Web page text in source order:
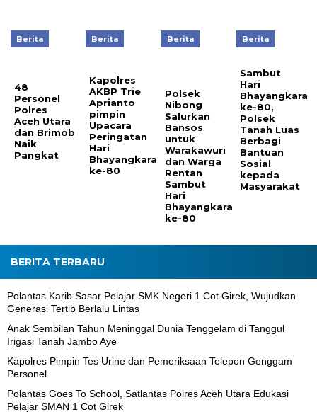
Berita
48
Personel
Polres
Aceh Utara
dan Brimob
Naik
Pangkat
Berita
Kapolres
AKBP Trie
Aprianto
pimpin
Upacara
Peringatan
Hari
Bhayangkara
ke-80
Berita
Polsek
Nibong
Salurkan
Bansos
untuk
Warakawuri
dan Warga
Rentan
Sambut
Hari
Bhayangkara
ke-80
Berita
Sambut
Hari
Bhayangkara
ke-80,
Polsek
Tanah Luas
Berbagi
Bantuan
Sosial
kepada
Masyarakat
BERITA TERBARU
Polantas Karib Sasar Pelajar SMK Negeri 1 Cot Girek, Wujudkan
Generasi Tertib Berlalu Lintas
Anak Sembilan Tahun Meninggal Dunia Tenggelam di Tanggul
Irigasi Tanah Jambo Aye
Kapolres Pimpin Tes Urine dan Pemeriksaan Telepon Genggam
Personel
Polantas Goes To School, Satlantas Polres Aceh Utara Edukasi
Pelajar SMAN 1 Cot Girek